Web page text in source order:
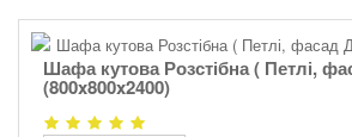
Шафа кутова Розстібна ( Петлі,
(800x800x2400)